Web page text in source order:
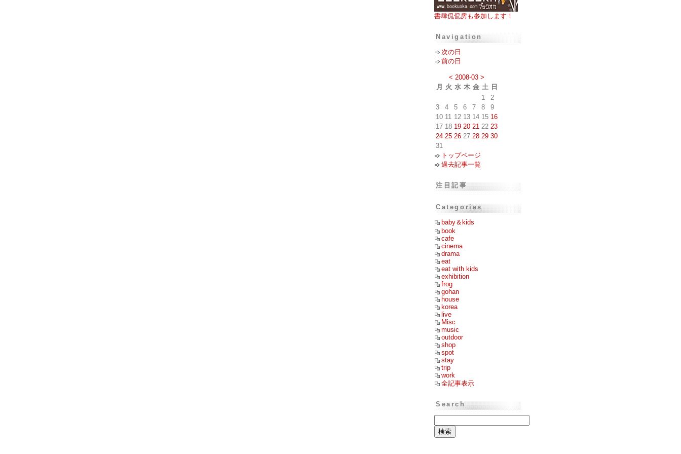
書肆侃侃房も参加します！
Navigation
次の日
前の日
< 2008-03 >
月
火 水 木 金 土 日
1
2
3
4 5 6 7 8
9
10 11 12 13 14 15 16
17 18 19 20 21 22 23
24 25 26 27 28 29 30
31
トップページ
過去記事一覧
注目記事
Categories
baby＆kids
book
cafe
cinema
drama
eat
eat with kids
exhibition
frog
gohan
house
korea
live
Misc
music
outdoor
shop
spot
stay
trip
work
全記事表示
Search